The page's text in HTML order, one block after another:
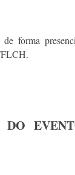
forma
DO